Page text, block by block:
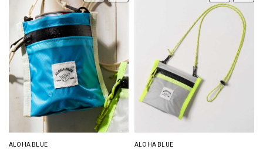
ALOHA BLUE ALOHA BLUE